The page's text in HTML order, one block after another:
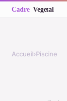
Accueil›Piscine